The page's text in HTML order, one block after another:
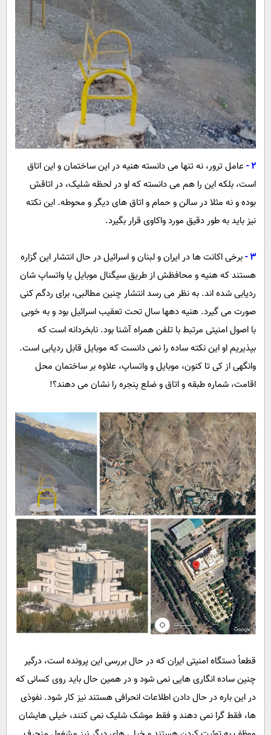
2 - عامل ترور، نه تنها می دانسته هنیه در این ساختمان و این اتاق
است، بلکه این را هم می دانسته که او در لحظه شلیک، در اتاقش
بوده و نه مثلا در سالن و حمام و اتاق های دیگر و محوطه. این نکته
نیز باید به طور دقیق مورد واکاوی قرار بگیرد.
3 - برخی اکانت ها در ایران و لبنان و اسرائیل در حال انتشار این گزاره
هستند که هنیه و محافظش از طریق سیگنال موبایل یا واتساپ شان
ردیابی شده اند. به نظر می رسد انتشار چنین مطالبی، برای ردگم کنی
صورت می گیرد. هنیه دهها سال تحت تعقیب اسرائیل بود و به خوبی
با اصول امنیتی مرتبط با تلفن همراه آشنا بود. نابخردانه است که
بپذیریم او این نکته ساده را نمی دانست که موبایل قابل ردیابی است.
وانگهی از کی تا کنون، موبایل و واتساپ، علاوه بر ساختمان محل
اقامت، شماره طبقه و اتاق و ضلع پنجره را نشان می دهند؟!
قطعاً دستگاه امنیتی ایران که در حال بررسی این پرونده است، درگیر
چنین ساده انگاری هایی نمی شود و در همین حال باید روی کسانی که
در این باره در حال دادن اطلاعات انحرافی هستند نیز کار شود. نفوذی
ها، فقط گرا نمی دهند و فقط موشک شلیک نمی کنند، خیلی هایشان